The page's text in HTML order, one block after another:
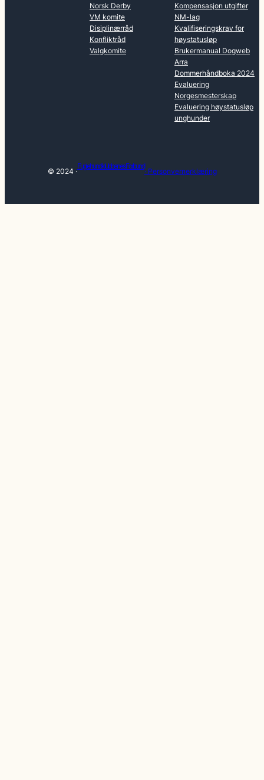
Norsk Derby
VM komite
Disiplinærråd
Konfliktråd
Valgkomite
Kompensasjon utgifter
NM-lag
Kvalifiseringskrav for
høystatusløp
Brukermanual Dogweb
Arra
Dommerhåndboka 2024
Evaluering
Norgesmesterskap
Evaluering høystatusløp
unghunder
© 2024 ·
Fuglehundklubbenes Forbund
· Personvernerklæring